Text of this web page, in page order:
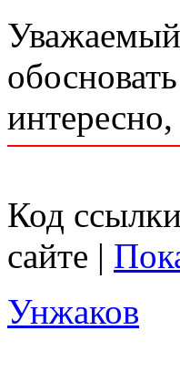
Код
сайте |
Унжаков